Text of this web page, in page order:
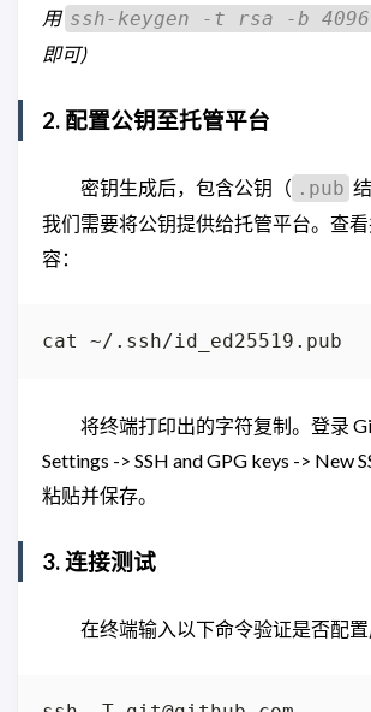
用 ssh-keygen -t rsa -b
即可)
2. 配置公钥至托管平台
密钥生成后，包含公钥（ .pub
我们需要将公钥提供给托管平台。查
容：
将终端打印出的字符复制。登录
Settings -> SSH and GPG keys -> New
粘贴并保存。
3. 连接测试
在终端输入以下命令验证是否配置